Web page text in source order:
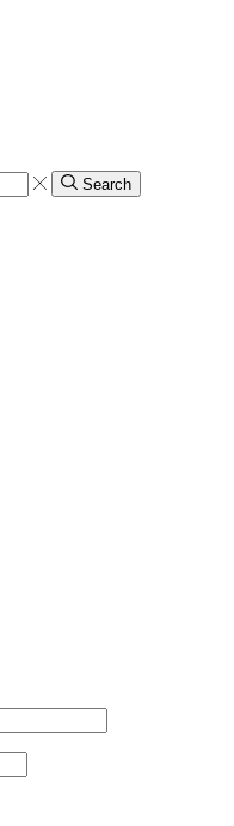
Search